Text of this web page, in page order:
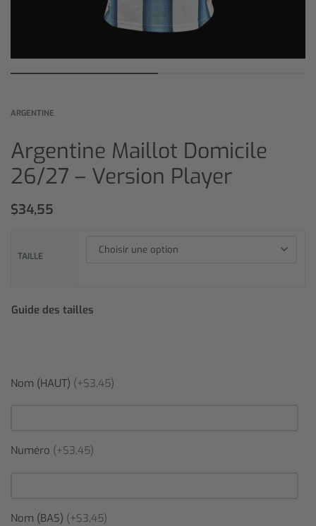
ARGENTINE
Argentine Maillot Domicile
26/27 – Version Player
$34,55
TAILLE
Guide des tailles
Nom (HAUT) (+$3,45)
Numéro (+$3,45)
Nom (BAS) (+$3,45)